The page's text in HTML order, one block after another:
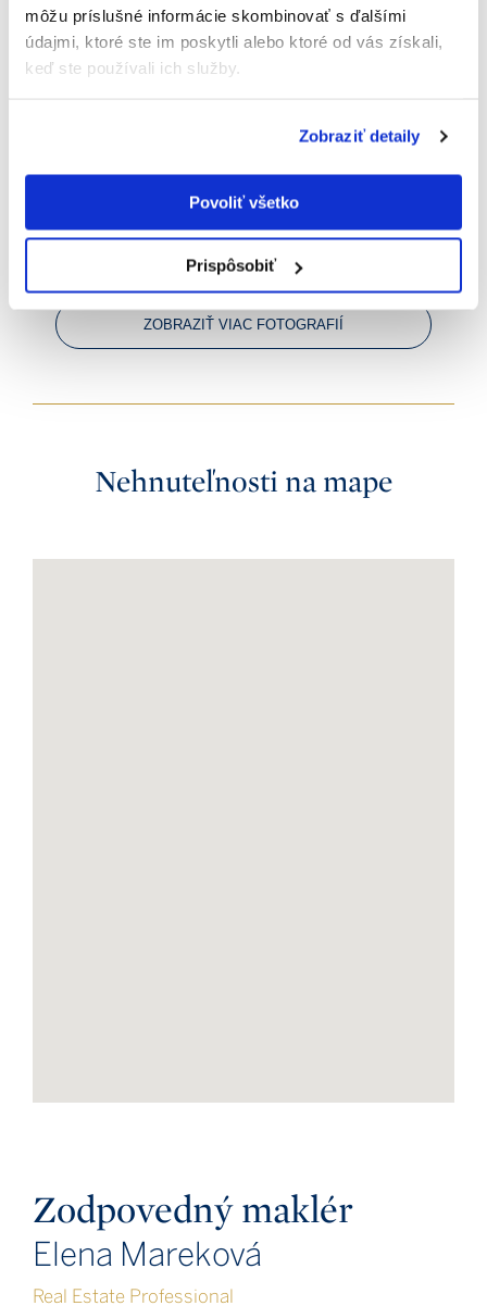
môžu príslušné informácie skombinovať s ďalšími
údajmi, ktoré ste im poskytli alebo ktoré od vás získali,
keď ste používali ich služby.
Zobraziť detaily
Povoliť všetko
Prispôsobiť
ZOBRAZIŤ VIAC FOTOGRAFIÍ
Nehnuteľnosti na mape
Zodpovedný maklér
Elena Mareková
Real Estate Professional